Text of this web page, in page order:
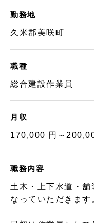
勤務地
久米郡美咲町
職種
総合建設作業員
月収
170,000 円～
職務内容
土木・上下水道・
なっていただきます